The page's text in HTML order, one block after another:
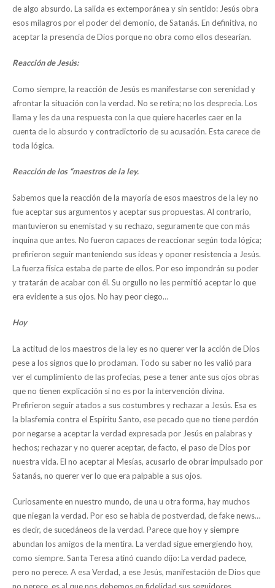
de algo absurdo. La salida es extemporánea y sin sentido: Jesús obra
esos milagros por el poder del demonio, de Satanás. En definitiva, no
aceptar la presencia de Dios porque no obra como ellos desearían.
Reacción de Jesús:
Como siempre, la reacción de Jesús es manifestarse con serenidad y
afrontar la situación con la verdad. No se retira; no los desprecia. Los
llama y les da una respuesta con la que quiere hacerles caer en la
cuenta de lo absurdo y contradictorio de su acusación. Esta carece de
toda lógica.
Reacción de los “maestros de la ley.
Sabemos que la reacción de la mayoría de esos maestros de la ley no
fue aceptar sus argumentos y aceptar sus propuestas. Al contrario,
mantuvieron su enemistad y su rechazo, seguramente que con más
inquina que antes. No fueron capaces de reaccionar según toda lógica;
prefirieron seguir manteniendo sus ideas y oponer resistencia a Jesús.
La fuerza física estaba de parte de ellos. Por eso impondrán su poder
y tratarán de acabar con él. Su orgullo no les permitió aceptar lo que
era evidente a sus ojos. No hay peor ciego…
Hoy
La actitud de los maestros de la ley es no querer ver la acción de Dios
pese a los signos que lo proclaman. Todo su saber no les valió para
ver el cumplimiento de las profecías, pese a tener ante sus ojos obras
que no tienen explicación si no es por la intervención divina.
Prefirieron seguir atados a sus costumbres y rechazar a Jesús. Esa es
la blasfemia contra el Espíritu Santo, ese pecado que no tiene perdón
por negarse a aceptar la verdad expresada por Jesús en palabras y
hechos; rechazar y no querer aceptar, de facto, el paso de Dios por
nuestra vida. El no aceptar al Mesías, acusarlo de obrar impulsado por
Satanás, no querer ver lo que era palpable a sus ojos.
Curiosamente en nuestro mundo, de una u otra forma, hay muchos
que niegan la verdad. Por eso se habla de postverdad, de fake news…
es decir, de sucedáneos de la verdad. Parece que hoy y siempre
abundan los amigos de la mentira. La verdad sigue emergiendo hoy,
como siempre. Santa Teresa atinó cuando dijo: La verdad padece,
pero no perece. A esa Verdad, a ese Jesús, manifestación de Dios que